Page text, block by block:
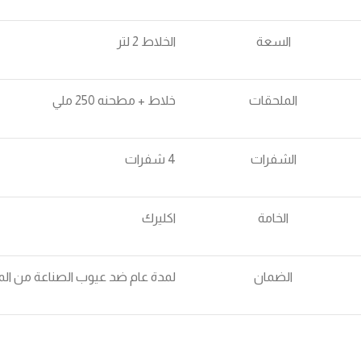
السعة الخلاط 2 لتر
الملحقات خلاط + مطحنه 250 ملي
الشفرات 4 شفرات
الخامة اكليرك
الضمان لمدة عام ضد عيوب الصناعة من